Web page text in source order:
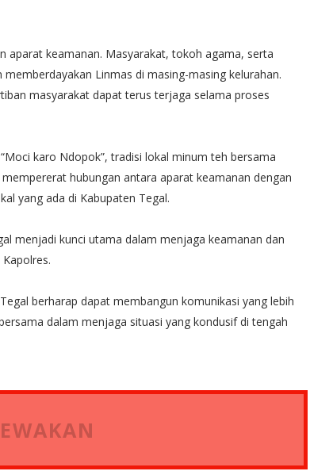
aparat keamanan. Masyarakat, tokoh agama, serta
Linmas di masing-masing kelurahan.
masyarakat dapat terus terjaga selama proses
karo Ndopok”, tradisi lokal minum teh bersama
hubungan antara aparat keamanan dengan
yang ada di Kabupaten Tegal.
menjadi kunci utama dalam menjaga keamanan dan
berharap dapat membangun komunikasi yang lebih
dalam menjaga situasi yang kondusif di tengah